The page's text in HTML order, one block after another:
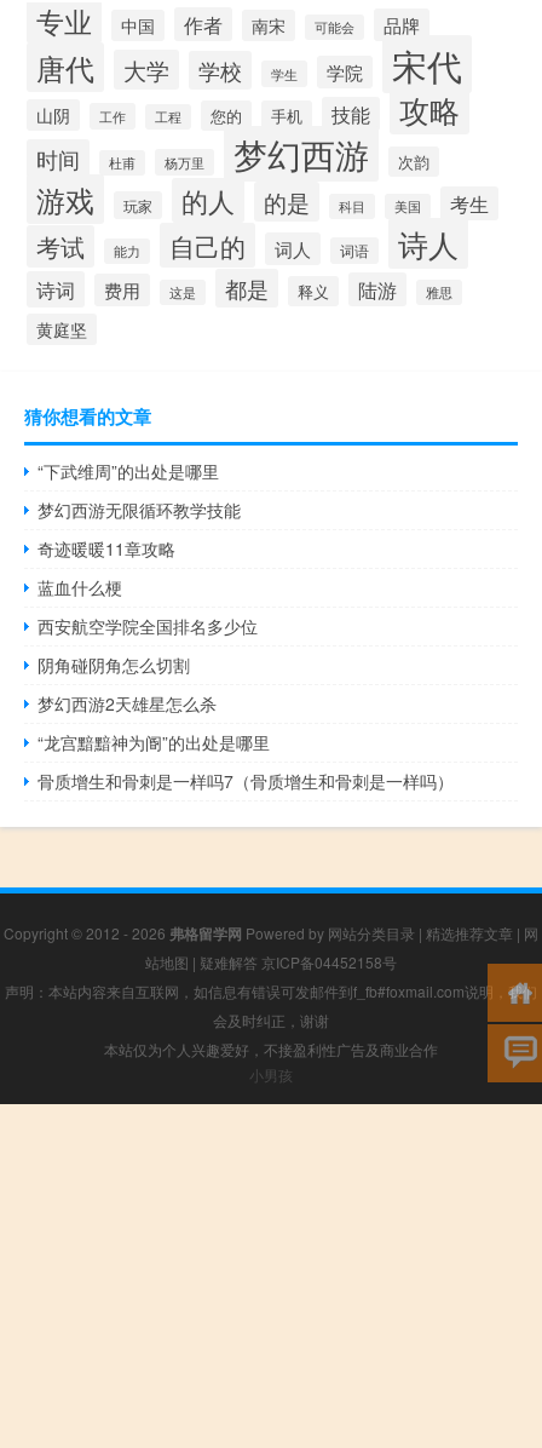
专业 中国 作者 南宋 可能会 品牌
唐代 大学 学校 学生 学院 宋代
山阴 工作 工程 您的 手机 技能 攻略
时间 杜甫 杨万里 梦幻西游 次韵
游戏 玩家 的人 的是 科目 美国 考生
考试 能力 自己的 词人 词语 诗人
诗词 费用 这是 都是 释义 陆游 雅思
黄庭坚
猜你想看的文章
“下武维周”的出处是哪里
梦幻西游无限循环教学技能
奇迹暖暖11章攻略
蓝血什么梗
西安航空学院全国排名多少位
阴角碰阴角怎么切割
梦幻西游2天雄星怎么杀
“龙宫黯黯神为阍”的出处是哪里
骨质增生和骨刺是一样吗7（骨质增生和骨刺是一样吗）
Copyright © 2012 - 2026 弗格留学网 Powered by 网站分类目录 | 精选推荐文章 | 网
站地图 | 疑难解答 京ICP备04452158号
声明：本站内容来自互联网，如信息有错误可发邮件到f_fb#foxmail.com说明，我们
会及时纠正，谢谢
本站仅为个人兴趣爱好，不接盈利性广告及商业合作
小男孩